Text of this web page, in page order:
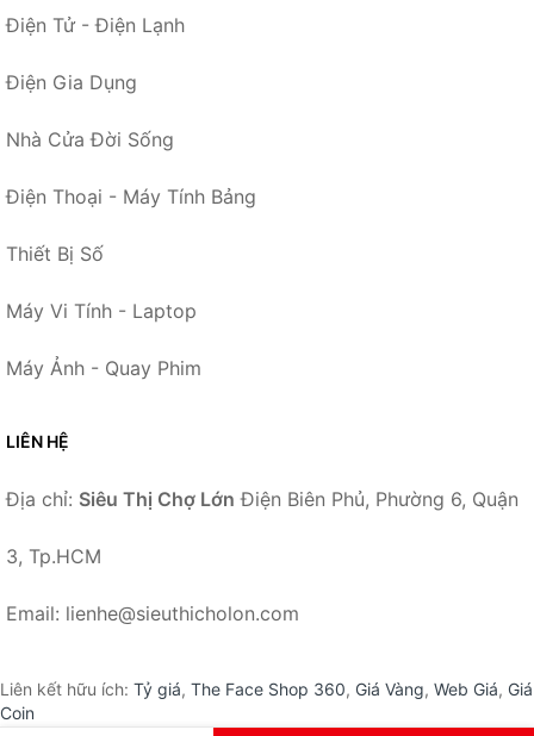
Điện Tử - Điện Lạnh
Điện Gia Dụng
Nhà Cửa Đời Sống
Điện Thoại - Máy Tính Bảng
Thiết Bị Số
Máy Vi Tính - Laptop
Máy Ảnh - Quay Phim
LIÊN HỆ
Địa chỉ: Siêu Thị Chợ Lớn Điện Biên Phủ, Phường 6, Quận
3, Tp.HCM
Email: lienhe@sieuthicholon.com
Liên kết hữu ích: Tỷ giá, The Face Shop 360, Giá Vàng, Web Giá, Giá
Coin